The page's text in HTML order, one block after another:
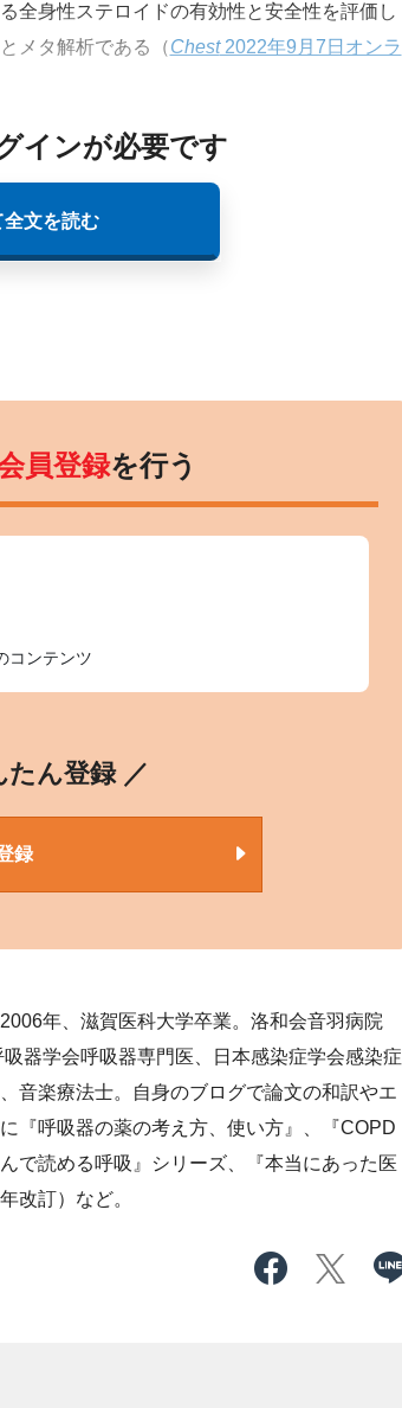
全身性ステロイドの有効性と安全性を評価し
メタ解析である（Chest2022年9月7日オンラ
インが必要です
全文を読む
員登録を行う
コンテンツ
たん登録 ／
録
年、滋賀医科大学卒業。洛和会音羽病院
器学会呼吸器専門医、日本感染症学会感染症
音楽療法士。自身のブログで論文の和訳やエ
『呼吸器の薬の考え方、使い方』、『COPD
で読める呼吸』シリーズ、『本当にあった医
改訂）など。